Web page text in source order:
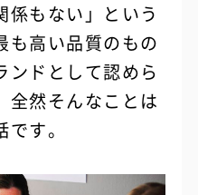
係もない」という
も高い品質のもの
ンドとして認めら
全然そんなことは
す。